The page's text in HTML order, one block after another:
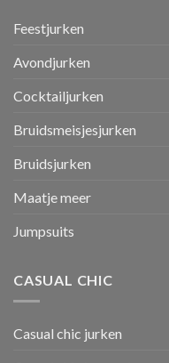
Feestjurken
Avondjurken
Cocktailjurken
Bruidsmeisjesjurken
Bruidsjurken
Maatje meer
Jumpsuits
CASUAL CHIC
Casual chic jurken